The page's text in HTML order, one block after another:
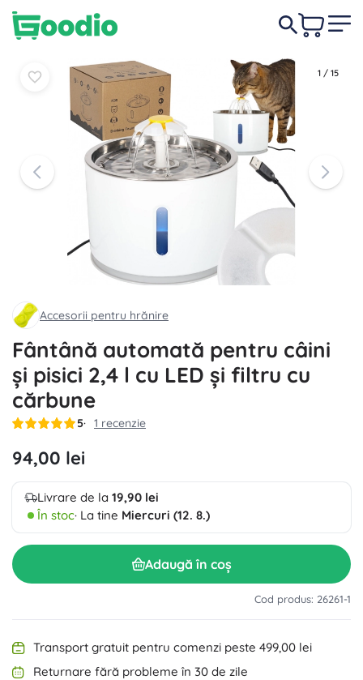
1 / 15
Accesorii pentru hrănire
Fântână automată pentru câini
și pisici 2,4 l cu LED și filtru cu
cărbune
5 1 recenzie
94,00 lei
Livrare de la 19,90 lei
În stoc· La tine Miercuri (12. 8.)
Adaugă în coș
Cod produs: 26261-1
Transport gratuit pentru comenzi peste 499,00 lei
Returnare fără probleme în 30 de zile
94,00 lei În coșÎn coș